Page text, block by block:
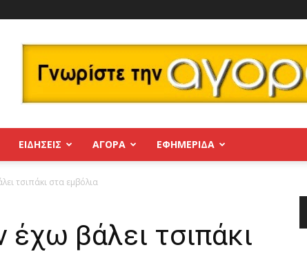
ΕΙΔΗΣΕΙΣ ΑΓΟΡΑ ΕΦΗΜΕΡΊΔΑ
τσιπάκι στα εμβόλια
έχω βάλει τσιπάκι